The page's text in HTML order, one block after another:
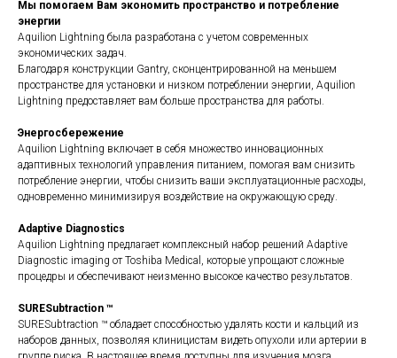
Мы помогаем Вам экономить пространство и потребление
энергии
Aquilion Lightning была разработана с учетом современных
экономических задач.
Благодаря конструкции Gantry, сконцентрированной на меньшем
пространстве для установки и низком потреблении энергии, Aquilion
Lightning предоставляет вам больше пространства для работы.
Энергосбережение
Aquilion Lightning включает в себя множество инновационных
адаптивных технологий управления питанием, помогая вам снизить
потребление энергии, чтобы снизить ваши эксплуатационные расходы,
одновременно минимизируя воздействие на окружающую среду.
Adaptive Diagnostics
Aquilion Lightning предлагает комплексный набор решений Adaptive
Diagnostic imaging от Toshiba Medical, которые упрощают сложные
процедры и обеспечивают неизменно высокое качество результатов.
SURESubtraction ™
SURESubtraction ™ обладает способностью удалять кости и кальций из
наборов данных, позволяя клиницистам видеть опухоли или артерии в